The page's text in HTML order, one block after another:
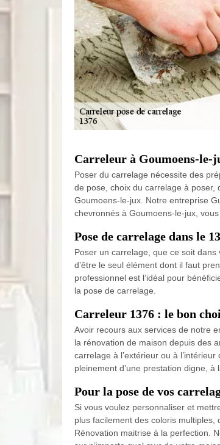
Carreleur à Goumoens-
Poser du carrelage nécessite des
de pose, choix du carrelage à
Goumoens-le-jux. Notre entreprise
chevronnés à Goumoens-le-jux,
Pose de carrelage dans le
Poser un carrelage, que ce soit
d’être le seul élément dont il faut
professionnel est l’idéal pour
la pose de carrelage.
Carreleur 1376 : le bon
Avoir recours aux services de notre
la rénovation de maison depuis des
carrelage à l’extérieur ou à
pleinement d’une prestation digne, à
Pour la pose de vos
Si vous voulez personnaliser et
plus facilement des coloris
Rénovation maitrise à la perfection.